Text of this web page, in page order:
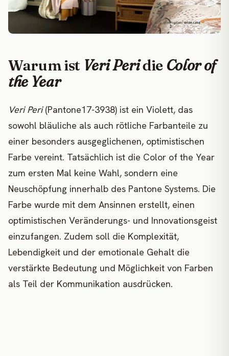
Warum ist Veri Peridie Color of
the Year
Veri Peri(Pantone17-3938) ist ein Violett, das
sowohl bläuliche als auch rötliche Farbanteile zu
einer besonders ausgeglichenen, optimistischen
Farbe vereint. Tatsächlich ist die Color of the Year
zum ersten Mal keine Wahl, sondern eine
Neuschöpfung innerhalb des Pantone Systems. Die
Farbe wurde mit dem Ansinnen erstellt, einen
optimistischen Veränderungs- und Innovationsgeist
einzufangen. Zudem soll die Komplexität,
Lebendigkeit und der emotionale Gehalt die
verstärkte Bedeutung und Möglichkeit von Farben
als Teil der Kommunikation ausdrücken.